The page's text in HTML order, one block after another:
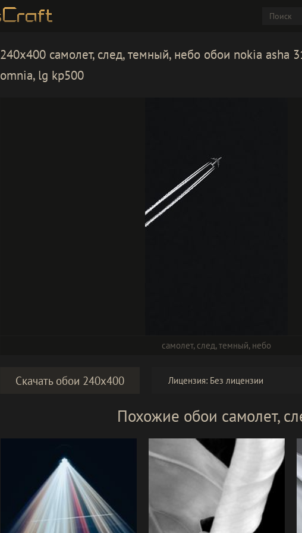
240x400 самолет, след, темный, небо обои nokia asha
omnia, lg kp500
самолет, след,темный, небо
Скачать обои 240x400 Лицензия: Без лицензии
Похожие обои самолет,